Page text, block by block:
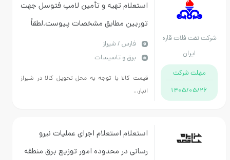
فلات قاره
شرکت
1405/
استعلام تهیه و تأمین لامپ فتوسل جهت
توربین مطابق مشخصات پیوست.لطقاً
تاریخ اعتبار پیشفاکتور رعایت گردد.
فارس / شیراز
برق و تاسیسات
قیمت کالا با توجه به محل تحویل کالا در شیراز
انبار...
استعلام استعلام اجرای عملیات نیرو
رسانی در محدوده امور توزیع برق منطقه